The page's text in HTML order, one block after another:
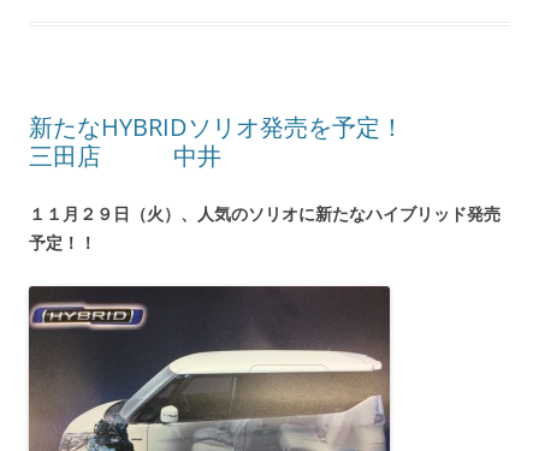
新たなHYBRIDソリオ発売を予定！
三田店 中井
１１月２９日（火）、 人気のソリオに新たなハイブリッド発売
予定！！